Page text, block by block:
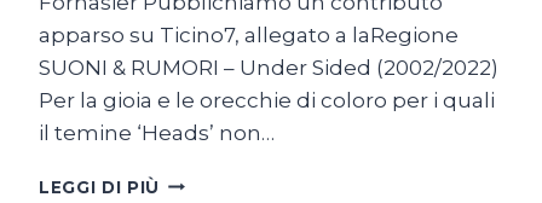
apparso su Ticino7, allegato a laRegione
SUONI & RUMORI – Under Sided (2002/2022)
Per la gioia e le orecchie di coloro per i quali
il temine ‘Heads’ non…
LEGGI DI PIÙ LE